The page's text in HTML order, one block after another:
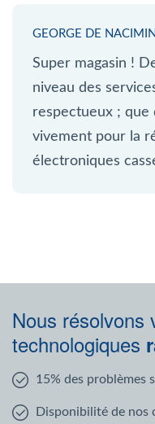
GEORGE DE
Super magasin !
niveau des
respectueux ; que
vivement pour la
électroniques
Nous résolvons
technologiques
15% des problèmes
Disponibilité de nos